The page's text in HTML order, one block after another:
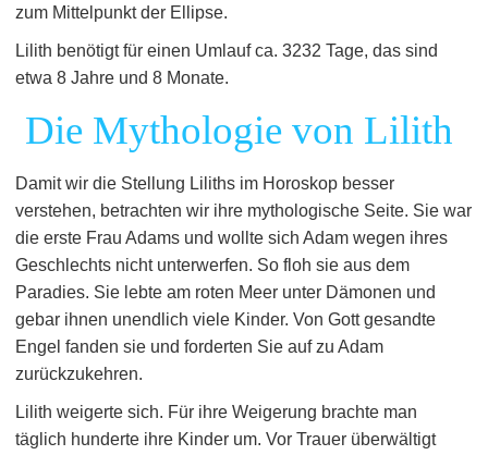
zum Mittelpunkt der Ellipse.
Lilith benötigt für einen Umlauf ca. 3232 Tage, das sind
etwa 8 Jahre und 8 Monate.
Die Mythologie von Lilith
Damit wir die Stellung Liliths im Horoskop besser
verstehen, betrachten wir ihre mythologische Seite. Sie war
die erste Frau Adams und wollte sich Adam wegen ihres
Geschlechts nicht unterwerfen. So floh sie aus dem
Paradies. Sie lebte am roten Meer unter Dämonen und
gebar ihnen unendlich viele Kinder. Von Gott gesandte
Engel fanden sie und forderten Sie auf zu Adam
zurückzukehren.
Lilith weigerte sich. Für ihre Weigerung brachte man
täglich hunderte ihre Kinder um. Vor Trauer überwältigt